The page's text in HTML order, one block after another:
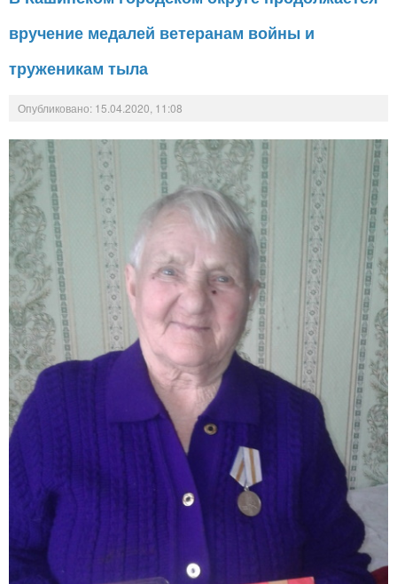
вручение медалей ветеранам войны и
труженикам тыла
Опубликовано: 15.04.2020, 11:08